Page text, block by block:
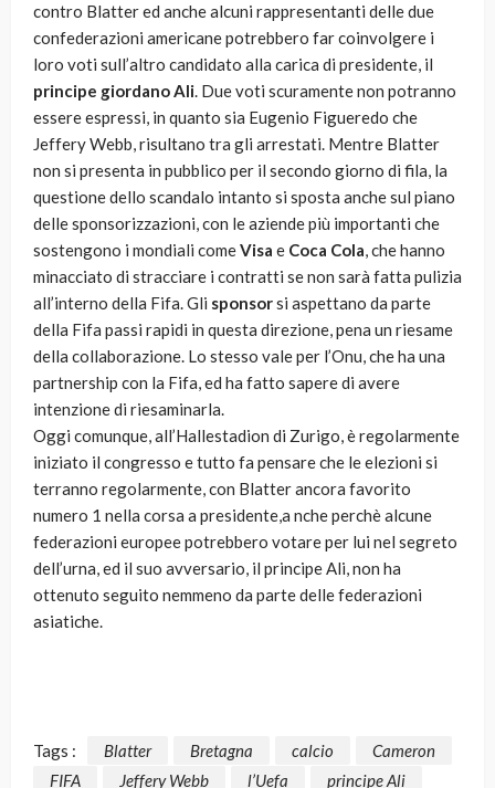
contro Blatter ed anche alcuni rappresentanti delle due
confederazioni americane potrebbero far coinvolgere i
loro voti sull’altro candidato alla carica di presidente, il
principe giordano Ali. Due voti scuramente non potranno
essere espressi, in quanto sia Eugenio Figueredo che
Jeffery Webb, risultano tra gli arrestati. Mentre Blatter
non si presenta in pubblico per il secondo giorno di fila, la
questione dello scandalo intanto si sposta anche sul piano
delle sponsorizzazioni, con le aziende più importanti che
sostengono i mondiali comeVisa e Coca Cola, che hanno
minacciato di stracciare i contratti se non sarà fatta pulizia
all’interno della Fifa. Gli sponsorsi aspettano da parte
della Fifa passi rapidi in questa direzione, pena un riesame
della collaborazione. Lo stesso vale per l’Onu, che ha una
partnership con la Fifa, ed ha fatto sapere di avere
intenzione di riesaminarla.
Oggi comunque, all’Hallestadion di Zurigo, è regolarmente
iniziato il congresso e tutto fa pensare che le elezioni si
terranno regolarmente, con Blatter ancora favorito
numero 1 nella corsa a presidente,a nche perchè alcune
federazioni europee potrebbero votare per lui nel segreto
dell’urna, ed il suo avversario, il principe Ali, non ha
ottenuto seguito nemmeno da parte delle federazioni
asiatiche.
Tags : Blatter Bretagna calcio
Cameron
FIFA
Jeffery Webb l’Uefa principe Ali